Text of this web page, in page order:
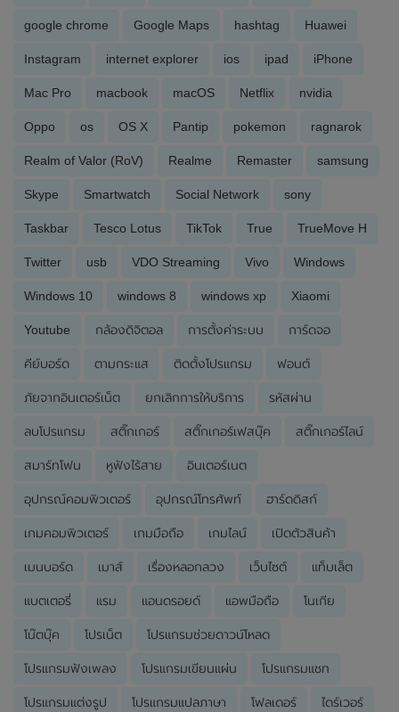
google chrome Google Maps hashtag Huawei
Instagram internet explorer ios ipad iPhone
Mac Pro macbook macOS Netflix nvidia
Oppo os OS X Pantip pokemon ragnarok
Realm of Valor (RoV) Realme Remaster samsung
Skype Smartwatch Social Network sony
Taskbar Tesco Lotus TikTok True TrueMove H
Twitter usb VDO Streaming Vivo Windows
Windows 10 windows 8 windows xp Xiaomi
Youtube กล้องดิจิตอล การตั้งค่าระบบ การ์ดจอ
คีย์บอร์ด ตามกระแส ติดตั้งโปรแกรม ฟอนต์
ภัยจากอินเตอร์เน็ต ยกเลิกการให้บริการ รหัสผ่าน
ลบโปรแกรม สติ๊กเกอร์ สติ๊กเกอร์เฟสบุ๊ค สติ๊กเกอร์ไลน์
สมาร์ทโฟน หูฟังไร้สาย อินเตอร์เนต
อุปกรณ์คอมพิวเตอร์ อุปกรณ์โทรศัพท์ ฮาร์ดดิสก์
เกมคอมพิวเตอร์ เกมมือถือ เกมไลน์ เปิดตัวสินค้า
เมนบอร์ด เมาส์ เรื่องหลอกลวง เว็บไซต์ แท็บเล็ต
แบตเตอรี่ แรม แอนดรอยด์ แอพมือถือ โนเกีย
โน๊ตบุ๊ค โปรเน็ต โปรแกรมช่วยดาวน์โหลด
โปรแกรมฟังเพลง โปรแกรมเขียนแผ่น โปรแกรมแชท
โปรแกรมแต่งรูป โปรแกรมแปลภาษา โฟลเดอร์ ไดร์เวอร์